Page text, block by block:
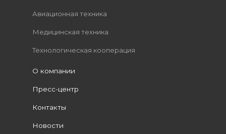
Авиационная техника
Медицинская техника
Технологическая кооперация
О компании
Пресс-центр
Контакты
Новости